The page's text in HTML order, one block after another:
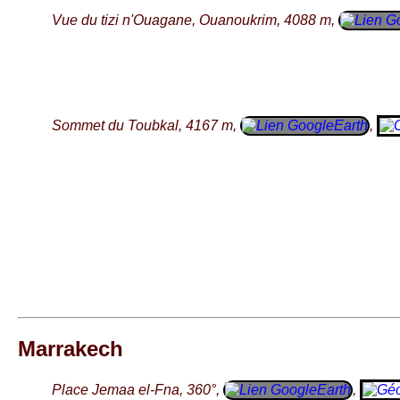
Vue du tizi n'Ouagane, Ouanoukrim, 4088 m,
Sommet du Toubkal, 4167 m, ,
Marrakech
Place Jemaa el-Fna, 360°, ,